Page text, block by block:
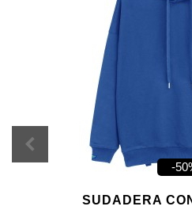
-
SUDADERA